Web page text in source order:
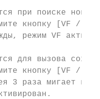
при поиске новых
кнопку [VF /
режим VF
для вызова
кнопку [VF /
3 раза мигает